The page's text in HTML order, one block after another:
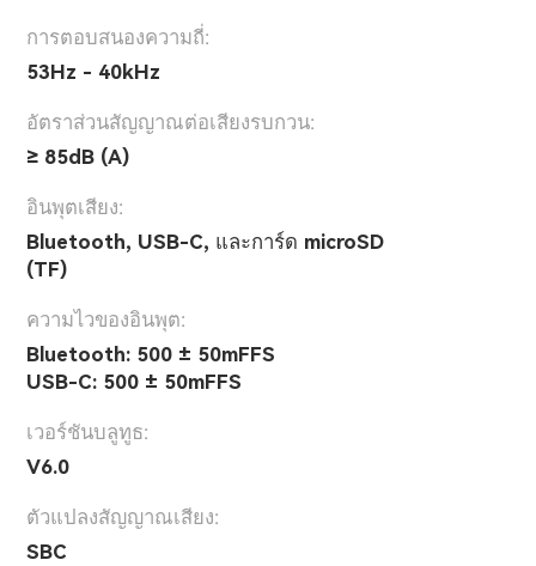
การตอบสนองความถี่:
53Hz - 40kHz
อัตราส่วนสัญญาณต่อเสียงรบกวน:
≥ 85dB (A)
อินพุตเสียง:
Bluetooth, USB-C, และการ์ด microSD
(TF)
ความไวของอินพุต:
Bluetooth: 500 ± 50mFFS
USB-C: 500 ± 50mFFS
เวอร์ชันบลูทูธ:
V6.0
ตัวแปลงสัญญาณเสียง:
SBC